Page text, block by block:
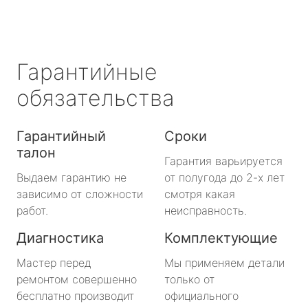
Гарантийные
обязательства
Гарантийный
талон
Выдаем гарантию не
зависимо от сложности
работ.
Сроки
Гарантия варьируется
от полугода до 2-х лет
смотря какая
неисправность.
Диагностика
Мастер перед
ремонтом совершенно
бесплатно производит
Комплектующие
Мы применяем детали
только от
официального